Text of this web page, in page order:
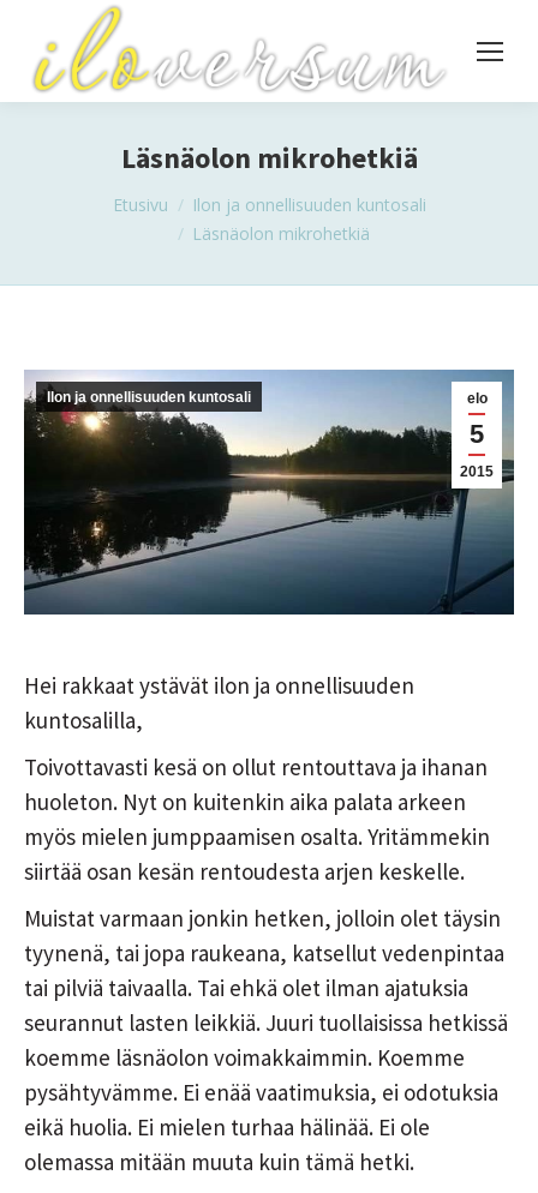
Läsnäolon mikrohetkiä
You are here:
Etusivu
Ilon ja onnellisuuden kuntosali
Läsnäolon mikrohetkiä
elo
5
2015
Ilon ja onnellisuuden kuntosali
Hei rakkaat ystävät ilon ja onnellisuuden
kuntosalilla,
Toivottavasti kesä on ollut rentouttava ja ihanan
huoleton. Nyt on kuitenkin aika palata arkeen
myös mielen jumppaamisen osalta. Yritämmekin
siirtää osan kesän rentoudesta arjen keskelle.
Muistat varmaan jonkin hetken, jolloin olet täysin
tyynenä, tai jopa raukeana, katsellut vedenpintaa
tai pilviä taivaalla. Tai ehkä olet ilman ajatuksia
seurannut lasten leikkiä. Juuri tuollaisissa hetkissä
koemme läsnäolon voimakkaimmin. Koemme
pysähtyvämme. Ei enää vaatimuksia, ei odotuksia
eikä huolia. Ei mielen turhaa hälinää. Ei ole
olemassa mitään muuta kuin tämä hetki.